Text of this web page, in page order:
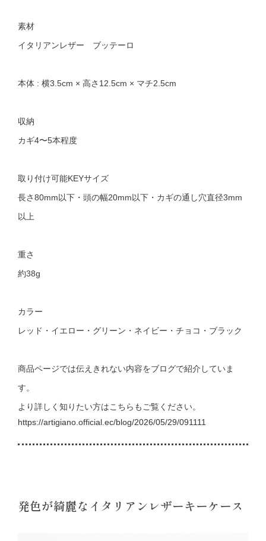
素材
イタリアンレザー ブッテーロ
本体 : 横3.5cm × 高さ12.5cm × マチ2.5cm
収納
カギ4〜5本程度
取り付け可能KEYサイズ
長さ80mm以下・頭の幅20mm以下・カギの通し穴直径3mm
以上
重さ
約38g
カラー
レッド・イエロー・グリーン・ネイビー・チョコ・ブラック
商品ページでは伝えきれない内容をブログで紹介していま
す。
より詳しく知りたい方はこちらもご覧ください。
https://artigiano.official.ec/blog/2026/05/29/091111
発色が綺麗なイタリアンレザーキーケース